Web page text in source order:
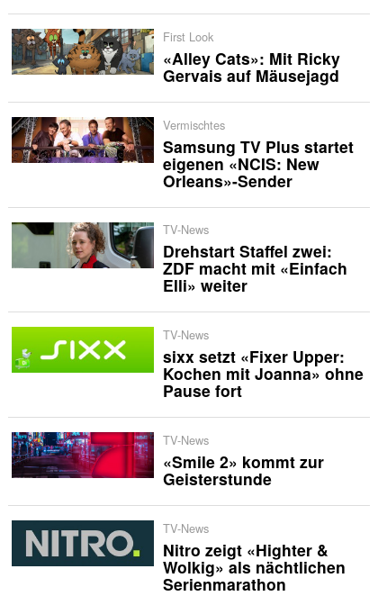
First Look
«Alley Cats»: Mit Ricky
Gervais auf Mäusejagd
Vermischtes
Samsung TV Plus startet
eigenen «NCIS: New
Orleans»-Sender
TV-News
Drehstart Staffel zwei:
ZDF macht mit «Einfach
Elli» weiter
TV-News
sixx setzt «Fixer Upper:
Kochen mit Joanna» ohne
Pause fort
TV-News
«Smile 2» kommt zur
Geisterstunde
TV-News
Nitro zeigt «Highter &
Wolkig» als nächtlichen
Serienmarathon